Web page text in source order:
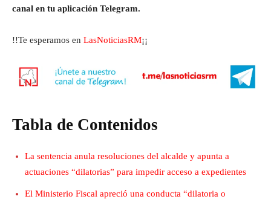
canal en tu aplicación Telegram.
!!Te esperamos en LasNoticiasRM¡¡
Tabla de Contenidos
La sentencia anula resoluciones del alcalde y apunta a
actuaciones “dilatorias” para impedir acceso a expedientes
El Ministerio Fiscal apreció una conducta “dilatoria o